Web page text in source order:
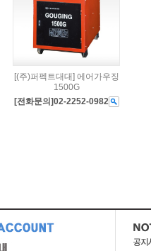
[(주)퍼펙트대대] 에어가우징
1500G
[전화문의]02-2252-0982